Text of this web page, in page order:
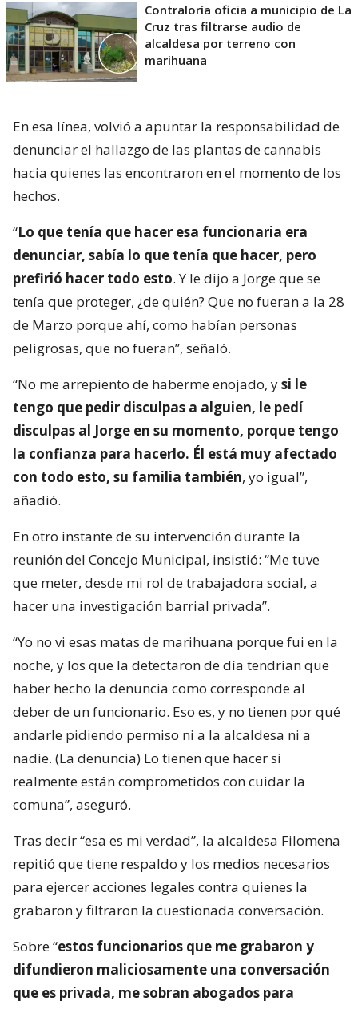
Contraloría oficia a municipio de La
Cruz tras filtrarse audio de
alcaldesa por terreno con
marihuana
En esa línea, volvió a apuntar la responsabilidad de
denunciar el hallazgo de las plantas de cannabis
hacia quienes las encontraron en el momento de los
hechos.
“Lo que tenía que hacer esa funcionaria era
denunciar, sabía lo que tenía que hacer, pero
prefirió hacer todo esto. Y le dijo a Jorge que se
tenía que proteger, ¿de quién? Que no fueran a la 28
de Marzo porque ahí, como habían personas
peligrosas, que no fueran”, señaló.
“No me arrepiento de haberme enojado, ysi le
tengo que pedir disculpas a alguien, le pedí
disculpas al Jorge en su momento, porque tengo
la confianza para hacerlo. Él está muy afectado
con todo esto, su familia también, yo igual”,
añadió.
En otro instante de su intervención durante la
reunión del Concejo Municipal, insistió: “Me tuve
que meter, desde mi rol de trabajadora social, a
hacer una investigación barrial privada”.
“Yo no vi esas matas de marihuana porque fui en la
noche, y los que la detectaron de día tendrían que
haber hecho la denuncia como corresponde al
deber de un funcionario. Eso es, y no tienen por qué
andarle pidiendo permiso ni a la alcaldesa ni a
nadie. (La denuncia) Lo tienen que hacer si
realmente están comprometidos con cuidar la
comuna”, aseguró.
Tras decir “esa es mi verdad”, la alcaldesa Filomena
repitió que tiene respaldo y los medios necesarios
para ejercer acciones legales contra quienes la
grabaron y filtraron la cuestionada conversación.
Sobre “estos funcionarios que me grabaron y
difundieron maliciosamente una conversación
que es privada, me sobran abogados para